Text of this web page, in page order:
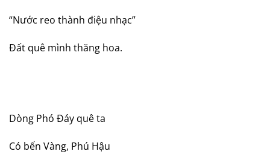
“Nước reo thành điệu nhạc”
Đất quê mình thăng hoa.
Dòng Phó Đáy quê ta
Có bến Vàng, Phú Hậu